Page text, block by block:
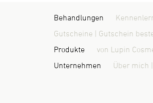
Behandlungen
Gutscheine | Gutschein
Produkte
von Lupin
Unternehmen
Über mich